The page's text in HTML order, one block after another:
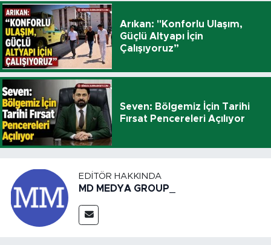
Arıkan: "Konforlu Ulaşım,
Güçlü Altyapı İçin
Çalışıyoruz”
Seven: Bölgemiz İçin Tarihi
Fırsat Pencereleri Açılıyor
EDITÖR HAKKINDA
MD MEDYA GROUP_